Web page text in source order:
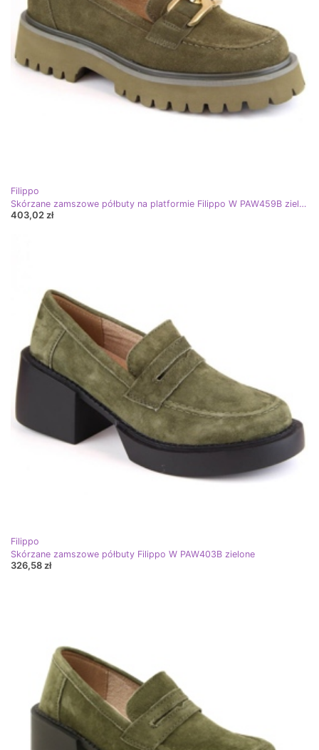
Filippo
Skórzane zamszowe półbuty na platformie Filippo W PAW459B zielone
403,02 zł
Filippo
Skórzane zamszowe półbuty Filippo W PAW403B zielone
326,58 zł